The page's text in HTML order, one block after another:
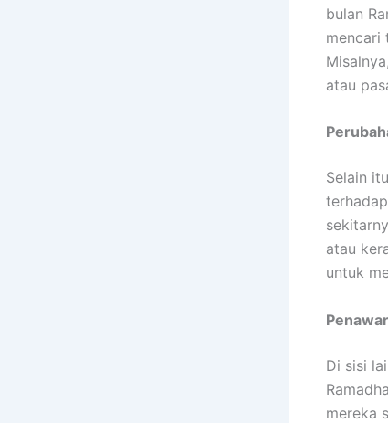
bulan
mencari
atau
Selain
atau
untuk
Di sisi
mereka